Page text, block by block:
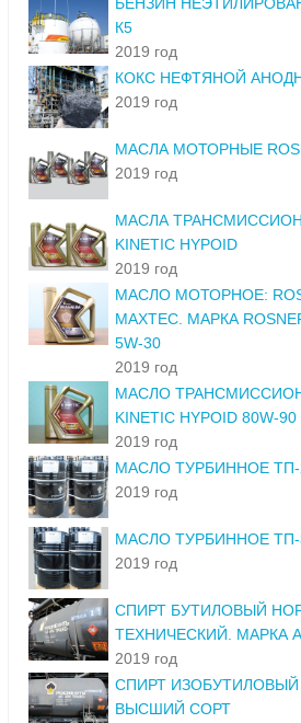
БЕНЗИН
К5
2019 год
КОКС НЕФТЯНОЙ
2019 год
МАСЛА МОТОРНЫЕ
2019 год
МАСЛА
KINETIC HYPOID
2019 год
МАСЛО МОТОРНОЕ:
MAXTEC. МАРКА
5W-30
2019 год
МАСЛО
KINETIC HYPOID 80W-90
2019 год
МАСЛО ТУРБИННОЕ ТП-
2019 год
МАСЛО ТУРБИННОЕ ТП-
2019 год
СПИРТ БУТИЛОВЫЙ
ТЕХНИЧЕСКИЙ. МАРКА
2019 год
СПИРТ ИЗОБУТИЛОВЫЙ
ВЫСШИЙ СОРТ